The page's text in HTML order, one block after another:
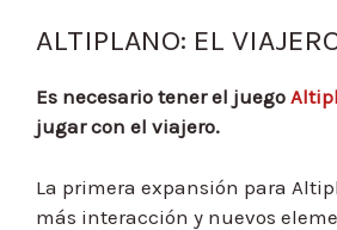
ALTIPLANO: EL
Es necesario tener el juego
jugar con el viajero.
La primera expansión para
más interacción y nuevos